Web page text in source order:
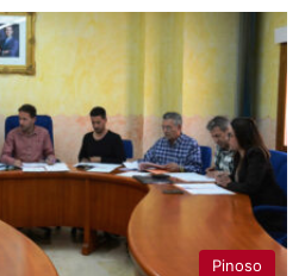
Pinoso